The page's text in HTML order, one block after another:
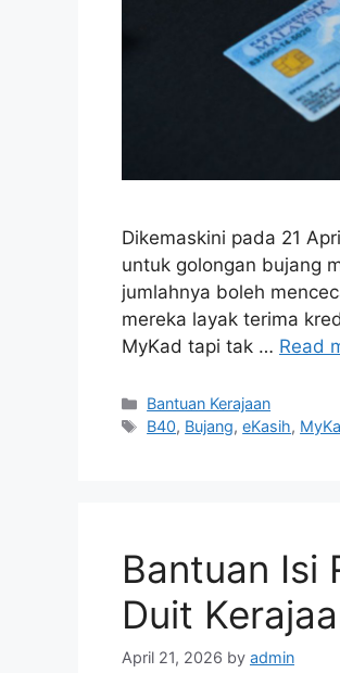
Dikemaskini pada 21
untuk golongan bujang
jumlahnya boleh
mereka layak terima
MyKad tapi tak … Read
Categories
Bantuan Kerajaan
Tags
B40, Bujang,eKasih,
Bantuan Isi
Duit
April 21, 2026 by admin